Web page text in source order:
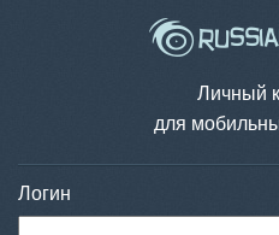
Личный
для
Логин